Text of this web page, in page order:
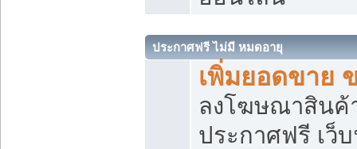
ประกาศฟรี ไม่มี หมดอายุ
เพิ่มยอดขาย
ลงโฆษณาสิน
ประกาศฟรี เว็